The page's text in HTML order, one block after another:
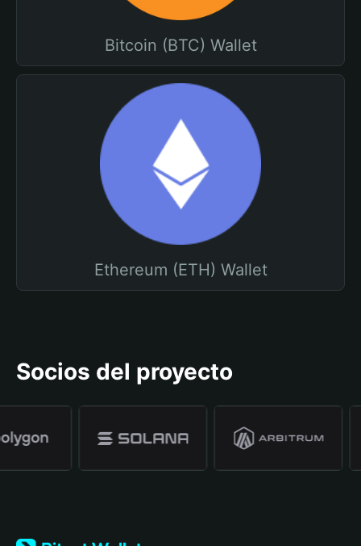
Bitcoin (BTC) Wallet
Ethereum (ETH) Wallet
Socios del proyecto